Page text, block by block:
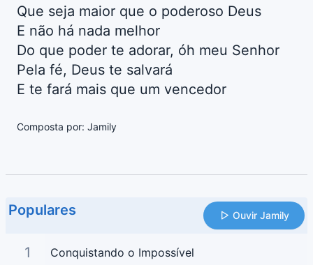
Que seja maior que o poderoso Deus
E não há nada melhor
Do que poder te adorar, óh meu Senhor
Pela fé, Deus te salvará
E te fará mais que um vencedor
Composta por: Jamily
Populares Ouvir Jamily
1 Conquistando o Impossível